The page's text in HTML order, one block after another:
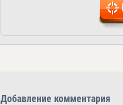
Добавление комментария